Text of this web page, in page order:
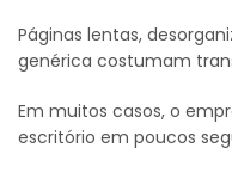
Páginas lentas,
genérica costumam
Em muitos casos, o
escritório em poucos